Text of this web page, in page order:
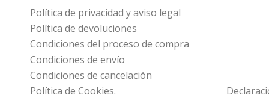
Política de privacidad y aviso legal
Política de devoluciones
Condiciones del proceso de compra
Condiciones de envío
Condiciones de cancelación
Política de Cookies.